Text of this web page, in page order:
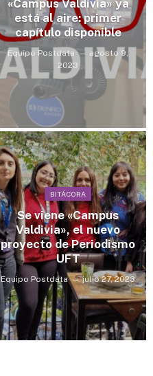
«Campus Valdivia» ya
está al aire: primer
capítulo disponible
Equipo Postdata
agosto 9,
2023
BITÁCORA
Se viene «Campus
Valdivia», el nuevo
proyecto de Periodismo
UFT
Equipo Postdata julio 27, 2023